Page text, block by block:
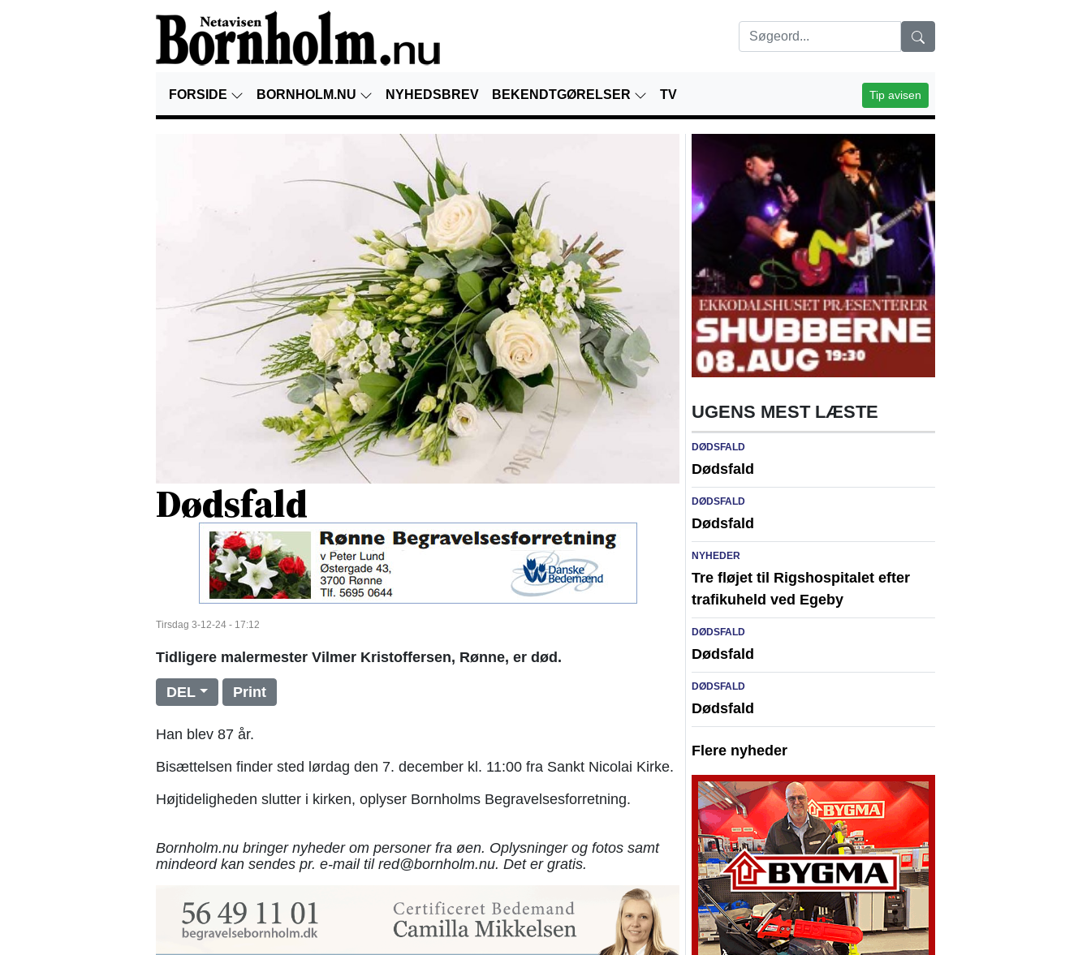
FORSIDE BORNHOLM.NU NYHEDSBREV BEKENDTGØRELSER TV Tip avisen
Dødsfald
Tirsdag 3-12-24 - 17:12
Tidligere malermester Vilmer Kristoffersen, Rønne, er død.
DEL Print
Han blev 87 år.
Bisættelsen finder sted lørdag den 7. december kl. 11:00 fra Sankt Nicolai Kirke.
Højtideligheden slutter i kirken, oplyser Bornholms Begravelsesforretning.
Bornholm.nu bringer nyheder om personer fra øen. Oplysninger og fotos samt
mindeord kan sendes pr. e-mail til red@bornholm.nu. Det er gratis.
UGENS MEST LÆSTE
DØDSFALD
Dødsfald
DØDSFALD
Dødsfald
NYHEDER
Tre fløjet til Rigshospitalet efter
trafikuheld ved Egeby
DØDSFALD
Dødsfald
DØDSFALD
Dødsfald
Flere nyheder